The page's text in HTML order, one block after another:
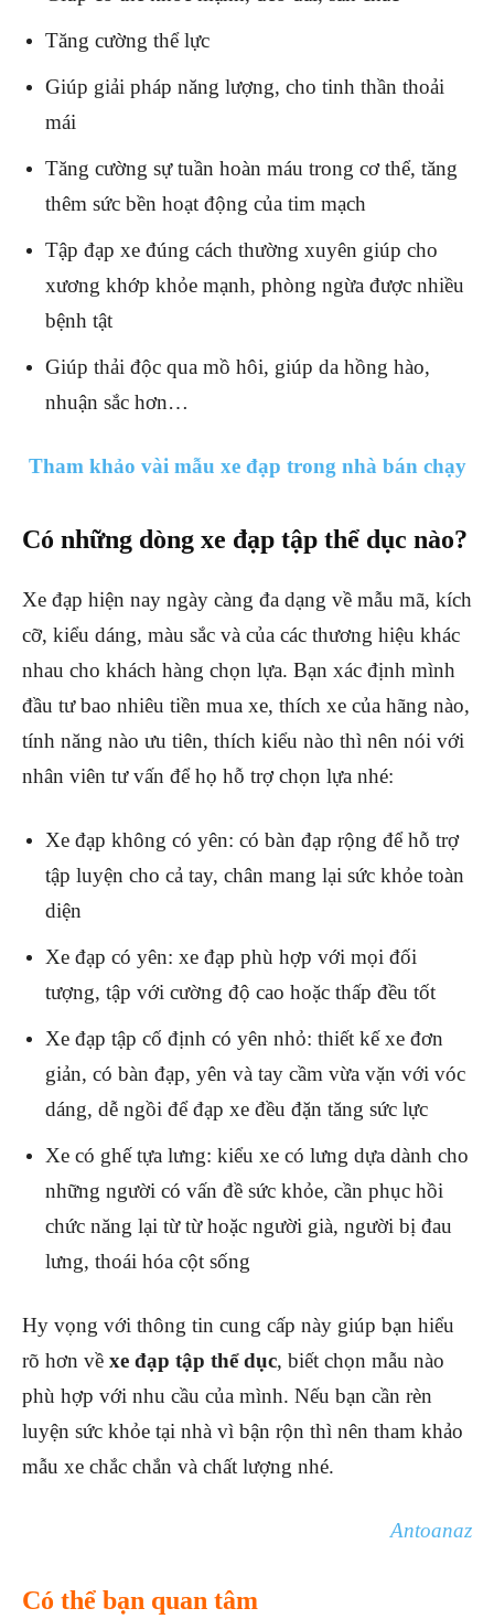
Tăng cường thể lực
Giúp giải pháp năng lượng, cho tinh thần thoải
mái
Tăng cường sự tuần hoàn máu trong cơ thể, tăng
thêm sức bền hoạt động của tim mạch
Tập đạp xe đúng cách thường xuyên giúp cho
xương khớp khỏe mạnh, phòng ngừa được nhiều
bệnh tật
Giúp thải độc qua mồ hôi, giúp da hồng hào,
nhuận sắc hơn…
Tham khảo vài mẫu xe đạp trong nhà bán chạy
Có những dòng xe đạp tập thể dục nào?
Xe đạp hiện nay ngày càng đa dạng về mẫu mã, kích
cỡ, kiểu dáng, màu sắc và của các thương hiệu khác
nhau cho khách hàng chọn lựa. Bạn xác định mình
đầu tư bao nhiêu tiền mua xe, thích xe của hãng nào,
tính năng nào ưu tiên, thích kiểu nào thì nên nói với
nhân viên tư vấn để họ hỗ trợ chọn lựa nhé:
Xe đạp không có yên: có bàn đạp rộng để hỗ trợ
tập luyện cho cả tay, chân mang lại sức khỏe toàn
diện
Xe đạp có yên: xe đạp phù hợp với mọi đối
tượng, tập với cường độ cao hoặc thấp đều tốt
Xe đạp tập cố định có yên nhỏ: thiết kế xe đơn
giản, có bàn đạp, yên và tay cầm vừa vặn với vóc
dáng, dễ ngồi để đạp xe đều đặn tăng sức lực
Xe có ghế tựa lưng: kiểu xe có lưng dựa dành cho
những người có vấn đề sức khỏe, cần phục hồi
chức năng lại từ từ hoặc người già, người bị đau
lưng, thoái hóa cột sống
Hy vọng với thông tin cung cấp này giúp bạn hiểu
rõ hơn về xe đạp tập thể dục, biết chọn mẫu nào
phù hợp với nhu cầu của mình. Nếu bạn cần rèn
luyện sức khỏe tại nhà vì bận rộn thì nên tham khảo
mẫu xe chắc chắn và chất lượng nhé.
Antoanaz
Có thể bạn quan tâm